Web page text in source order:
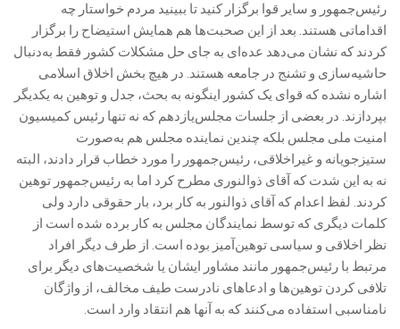
رئیس‌جمهور و سایر قوا برگزار کنید تا ببینید مردم خواستار چه
اقداماتی هستند. بعد از این صحبت‌ها هم همایش استیضاح را برگزار
کردند که نشان می‌دهد عده‌ای به جای حل مشکلات کشور فقط به‌دنبال
حاشیه‌سازی و تشنج در جامعه هستند. در هیچ بخش اخلاق اسلامی
اشاره نشده که قوای یک کشور اینگونه به بحث، جدل و توهین به یکدیگر
بپردازند. در بعضی از جلسات مجلس‌یازدهم که نه تنها رئیس کمیسیون
امنیت ملی مجلس بلکه چندین نماینده مجلس هم به‌صورت
ستیزجویانه و غیراخلاقی، رئیس‌جمهور را مورد خطاب قرار دادند، البته
نه به این شدت که آقای ذوالنوری مطرح کرد اما به رئیس‌جمهور توهین
کردند. لفظ اعدام که آقای ذوالنور به کار برد، بار حقوقی دارد ولی
کلمات دیگری که توسط نمایندگان مجلس به کار برده شده است از
نظر اخلاقی و سیاسی توهین‌آمیز بوده است. از طرف دیگر افراد
مرتبط با رئیس‌جمهور مانند مشاور ایشان یا شخصیت‌های دیگر برای
تلافی کردن توهین‌ها و ادعاهای نادرست طیف مخالف، از واژگان
نامناسبی استفاده می‌کنند که به آنها هم انتقاد وارد است.